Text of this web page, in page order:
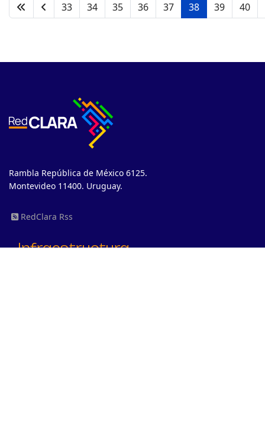
33 34 35 36 37 38 39 40
Rambla República de México 6125.
Montevideo 11400. Uruguay.
RedClara Rss
Infraestructura